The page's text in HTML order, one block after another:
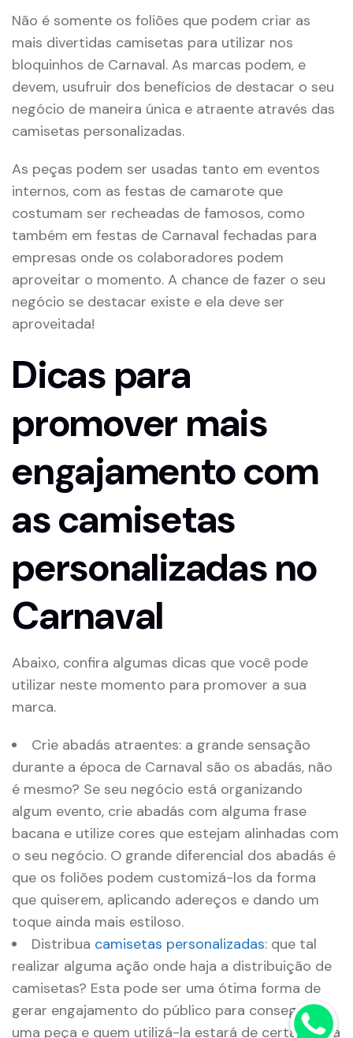
Não é somente os foliões que podem criar as
mais divertidas camisetas para utilizar nos
bloquinhos de Carnaval. As marcas podem, e
devem, usufruir dos benefícios de destacar o seu
negócio de maneira única e atraente através das
camisetas personalizadas.
As peças podem ser usadas tanto em eventos
internos, com as festas de camarote que
costumam ser recheadas de famosos, como
também em festas de Carnaval fechadas para
empresas onde os colaboradores podem
aproveitar o momento. A chance de fazer o seu
negócio se destacar existe e ela deve ser
aproveitada!
Dicas para
promover mais
engajamento com
as camisetas
personalizadas no
Carnaval
Abaixo, confira algumas dicas que você pode
utilizar neste momento para promover a sua
marca.
Crie abadás atraentes: a grande sensação
durante a época de Carnaval são os abadás, não
é mesmo? Se seu negócio está organizando
algum evento, crie abadás com alguma frase
bacana e utilize cores que estejam alinhadas com
o seu negócio. O grande diferencial dos abadás é
que os foliões podem customizá-los da forma
que quiserem, aplicando adereços e dando um
toque ainda mais estiloso.
Distribua camisetas personalizadas: que tal
realizar alguma ação onde haja a distribuição de
camisetas? Esta pode ser uma ótima forma de
gerar engajamento do público para conseguir
uma peça e quem utilizá-la estará de certa forma